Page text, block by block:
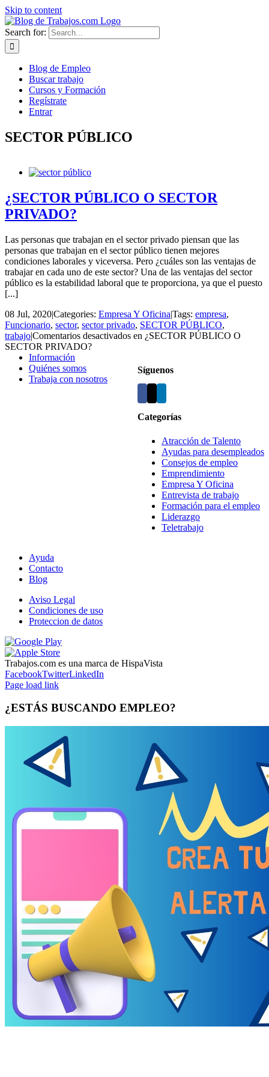
Skip to content
Search for:
Blog de Empleo
Buscar trabajo
Cursos y Formación
Regístrate
Entrar
SECTOR PÚBLICO
¿SECTOR PÚBLICO O SECTOR
PRIVADO?
Las personas que trabajan en el sector privado piensan que las
personas que trabajan en el sector público tienen mejores
condiciones laborales y viceversa. Pero ¿cuáles son las ventajas de
trabajar en cada uno de este sector? Una de las ventajas del sector
público es la estabilidad laboral que te proporciona, ya que el puesto
[...]
08 Jul, 2020|Categories: Empresa Y Oficina|Tags: empresa,
Funcionario, sector, sector privado, SECTOR PÚBLICO,
trabajo|Comentarios desactivados en ¿SECTOR PÚBLICO O
SECTOR PRIVADO?
Síguenos
Categorías
Atracción de Talento
Ayudas para desempleados
Consejos de empleo
Emprendimiento
Empresa Y Oficina
Entrevista de trabajo
Formación para el empleo
Liderazgo
Teletrabajo
Información
Quiénes somos
Trabaja con nosotros
Ayuda
Contacto
Blog
Aviso Legal
Condiciones de uso
Proteccion de datos
Trabajos.com es una marca de HispaVista
FacebookTwitterLinkedIn
Page load link
¿ESTÁS BUSCANDO EMPLEO?